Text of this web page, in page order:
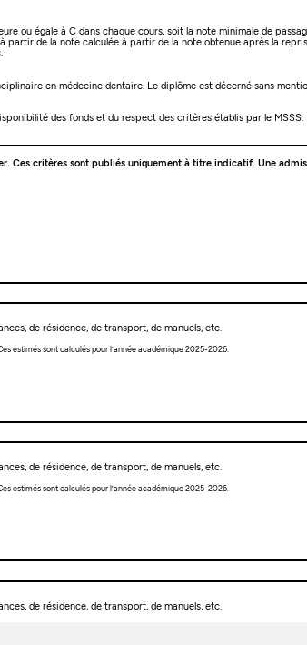
ou égale à C dans chaque cours, soit la note minimale de
partir de la note calculée à partir de la note obtenue après la
en médecine dentaire. Le diplôme est décerné sans
des fonds et du respect des critères établis par le
Ces critères sont publiés uniquement à titre indicatif. Une
de résidence, de transport, de manuels, etc.
estimés sont calculés pour l’année académique 2025-2026.
de résidence, de transport, de manuels, etc.
estimés sont calculés pour l’année académique 2025-2026.
de résidence, de transport, de manuels, etc.